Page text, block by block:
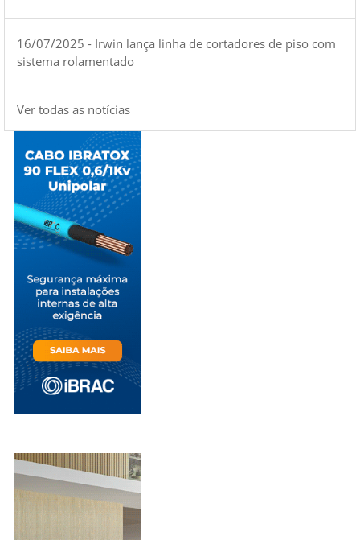
16/07/2025 - Irwin lança linha de cortadores de piso com
sistema rolamentado
Ver todas as notícias